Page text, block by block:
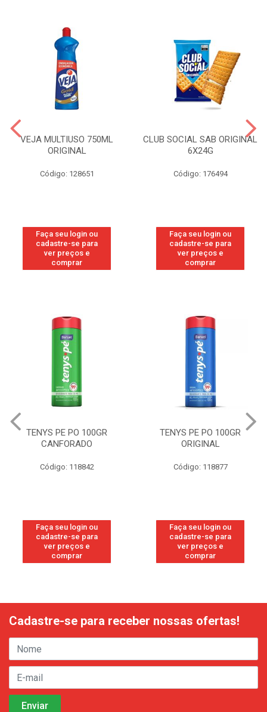
VEJA MULTIUSO 750ML
ORIGINAL
Código: 128651
Faça seu login ou
cadastre-se para
ver preços e
comprar
CLUB SOCIAL SAB ORIGINAL
6X24G
Código: 176494
Faça seu login ou
cadastre-se para
ver preços e
comprar
TENYS PE PO 100GR
CANFORADO
Código: 118842
Faça seu login ou
cadastre-se para
ver preços e
comprar
TENYS PE PO 100GR
ORIGINAL
Código: 118877
Faça seu login ou
cadastre-se para
ver preços e
comprar
Cadastre-se para receber nossas ofertas!